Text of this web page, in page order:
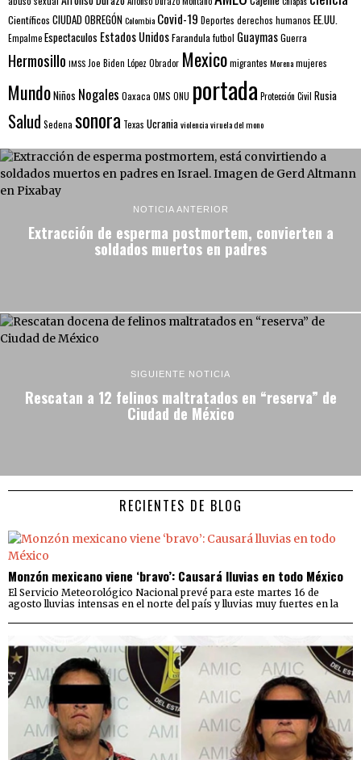
Científicos CIUDAD OBREGÓNColombia Covid-19 Deportes derechos humanos EE.UU.
EmpalmeEspectaculos Estados UnidosFarandulafutbol GuaymasGuerra
Hermosillo IMSS Joe Biden López Obrador Mexicomigrantes Morenamujeres
MundoNiños Nogales Oaxaca OMS ONU portada Protección Civil Rusia
Salud Sedena sonora Texas Ucraniaviolenciaviruela del mono
NOTICIA ANTERIOR
Extracción de esperma postmortem, convierten a
soldados muertos en padres
SIGUIENTE NOTICIA
Rescatan a 12 felinos maltratados en “reserva” de
Ciudad de México
RECIENTES DE BLOG
Monzón mexicano viene ‘bravo’: Causará lluvias en todo México
El Servicio Meteorológico Nacional prevé para este martes 16 de
agosto lluvias intensas en el norte del país y lluvias muy fuertes en la